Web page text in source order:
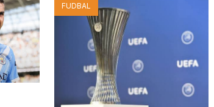
FUDBAL